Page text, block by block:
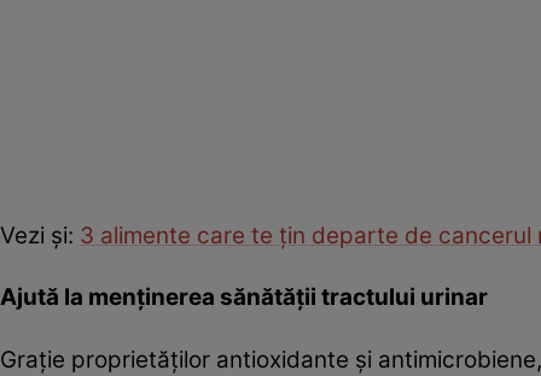
Vezi şi: 3 alimente care te ţin departe de cancerul
Ajută la menținerea sănătății tractului urinar
Grație proprietăților antioxidante și